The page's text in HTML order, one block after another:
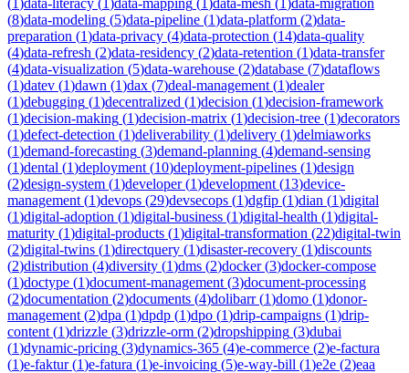
(8)data-modeling (5)data-pipeline (1)data-platform (2)data-
preparation (1)data-privacy (4)data-protection (14)data-quality
(4)data-refresh (2)data-residency (2)data-retention (1)data-transfer
(4)data-visualization (5)data-warehouse (2)database (7)dataflows
(1)datev (1)dawn (1)dax (7)deal-management (1)dealer
(1)debugging (1)decentralized (1)decision (1)decision-framework
(1)decision-making (1)decision-matrix (1)decision-tree (1)decorators
(1)defect-detection (1)deliverability (1)delivery (1)delmiaworks
(1)demand-forecasting (3)demand-planning (4)demand-sensing
(1)dental (1)deployment (10)deployment-pipelines (1)design
(2)design-system (1)developer(1)development (13)device-
management (1)devops (29)devsecops (1)dgfip (1)dian (1)digital
(1)digital-adoption (1)digital-business (1)digital-health (1)digital-
maturity (1)digital-products (1)digital-transformation (22)digital-twin
(2)digital-twins (1)directquery (1)disaster-recovery (1)discounts
(2)distribution (4)diversity (1)dms (2)docker(3)docker-compose
(1)doctype (1)document-management (3)document-processing
(2)documentation (2)documents (4)dolibarr(1)domo (1)donor-
management (2)dpa (1)dpdp (1)dpo (1)drip-campaigns (1)drip-
content (1)drizzle (3)drizzle-orm (2)dropshipping (3)dubai
(1)dynamic-pricing (3)dynamics-365 (4)e-commerce (2)e-factura
(1)e-faktur(1)e-fatura (1)e-invoicing (5)e-way-bill (1)e2e (2)eaa